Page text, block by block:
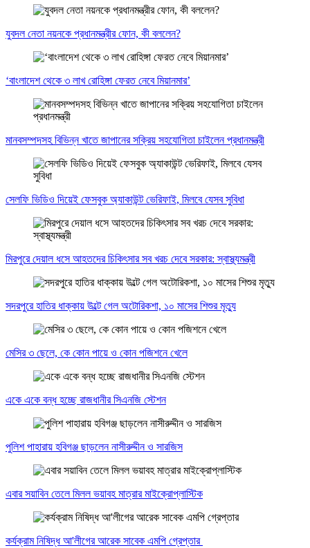
যুবদল নেতা নয়নকে প্রধানমন্ত্রীর ফোন, কী বললেন?
‘বাংলাদেশ থেকে ৩ লাখ রোহিঙ্গা ফেরত নেবে মিয়ানমার’
মানবসম্পদসহ বিভিন্ন খাতে জাপানের সক্রিয় সহযোগিতা চাইলেন প্রধানমন্ত্রী
সেলফি ভিডিও দিয়েই ফেসবুক অ্যাকাউন্ট ভেরিফাই, মিলবে যেসব সুবিধা
মিরপুরে দেয়াল ধসে আহতদের চিকিৎসার সব খরচ দেবে সরকার: স্বাস্থ্যমন্ত্রী
সদরপুরে হাতির ধাক্কায় উল্টে গেল অটোরিকশা, ১০ মাসের শিশুর মৃত্যু
মেসির ৩ ছেলে, কে কোন পায়ে ও কোন পজিশনে খেলে
একে একে বন্ধ হচ্ছে রাজধানীর সিএনজি স্টেশন
পুলিশ পাহারায় হবিগঞ্জ ছাড়লেন নাসীরুদ্দীন ও সারজিস
এবার সয়াবিন তেলে মিলল ভয়াবহ মাত্রার মাইক্রোপ্লাস্টিক
কর্যক্রাম নিষিদ্ধ আ'লীগের আরেক সাবেক এমপি গ্রেপ্তার